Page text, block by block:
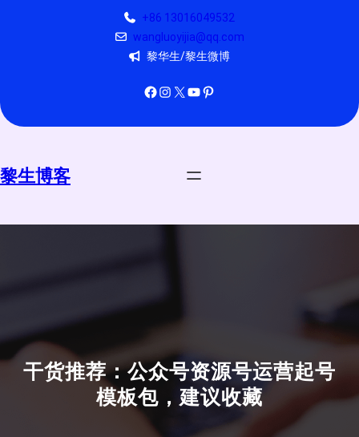
+86 13016049532
wangluoyijia@qq.com
黎华生/黎生微博
Facebook Instagram X YouTube Pinterest
黎生博客
干货推荐：公众号资源号运营起号
模板包，建议收藏